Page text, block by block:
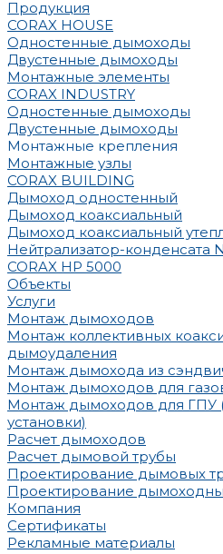
Продукция
CORAX HOUSE
Одностенные дымоходы
Двустенные дымоходы
Монтажные элементы
CORAX INDUSTRY
Одностенные дымоходы
Двустенные дымоходы
Монтажные крепления
Монтажные узлы
CORAX BUILDING
Дымоход одностенный
Дымоход коаксиальный
Дымоход коаксиальный
Нейтрализатор-конденсата
CORAX HP 5000
Объекты
Услуги
Монтаж дымоходов
Монтаж коллективных
дымоудаления
Монтаж дымохода из
Монтаж дымоходов для
Монтаж дымоходов для ГПУ
установки)
Расчет дымоходов
Расчет дымовой трубы
Проектирование дымовых
Проектирование
Компания
Сертификаты
Рекламные материалы